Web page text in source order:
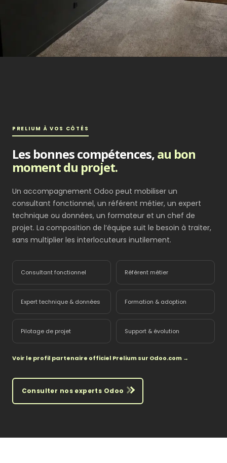
PRELIUM À VOS CÔTÉS
Les bonnes compétences,au bon
moment du projet.
Un accompagnement Odoo peut mobiliser un
consultant fonctionnel, un référent métier, un expert
technique ou données, un formateur et un chef de
projet. La composition de l’équipe suit le besoin à traiter,
sans multiplier les interlocuteurs inutilement.
Consultant fonctionnel Référent métier
Expert technique & données Formation & adoption
Pilotage de projet Support & évolution
Voir le profil partenaire officiel Prelium sur Odoo.com →
Consulter nos experts Odoo